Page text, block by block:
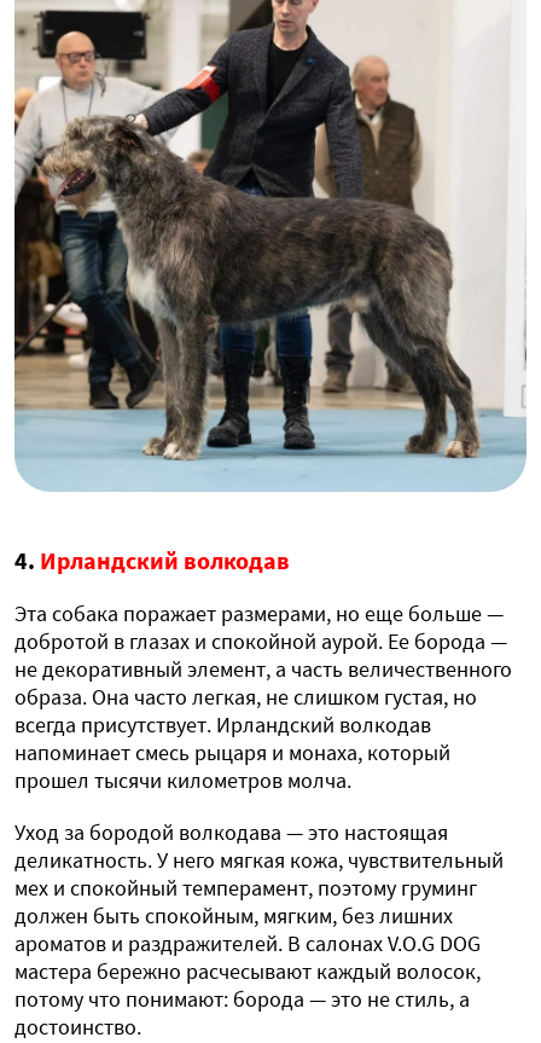
4. Ирландский волкодав
Эта собака поражает размерами, но еще больше —
добротой в глазах и спокойной аурой. Ее борода —
не декоративный элемент, а часть величественного
образа. Она часто легкая, не слишком густая, но
всегда присутствует. Ирландский волкодав
напоминает смесь рыцаря и монаха, который
прошел тысячи километров молча.
Уход за бородой волкодава — это настоящая
деликатность. У него мягкая кожа, чувствительный
мех и спокойный темперамент, поэтому груминг
должен быть спокойным, мягким, без лишних
ароматов и раздражителей. В салонах V.O.G DOG
мастера бережно расчесывают каждый волосок,
потому что понимают: борода — это не стиль, а
достоинство.